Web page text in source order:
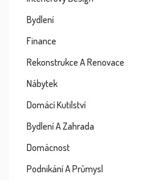
Bydlení
Finance
Rekonstrukce A Renovace
Nábytek
Domácí Kutilství
Bydlení A Zahrada
Domácnost
Podnikání A Průmysl